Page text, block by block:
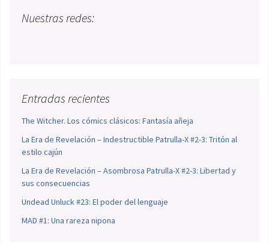
Nuestras redes:
Entradas recientes
The Witcher. Los cómics clásicos: Fantasía añeja
La Era de Revelación – Indestructible Patrulla-X #2-3: Tritón al
estilo cajún
La Era de Revelación – Asombrosa Patrulla-X #2-3: Libertad y
sus consecuencias
Undead Unluck #23: El poder del lenguaje
MAD #1: Una rareza nipona